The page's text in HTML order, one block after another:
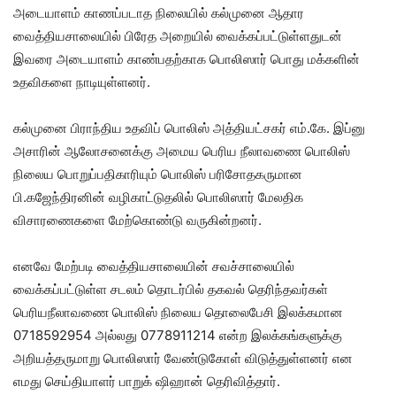
அடையாளம் காணப்படாத நிலையில் கல்முனை ஆதார
வைத்தியசாலையில் பிரேத அறையில் வைக்கப்பட்டுள்ளதுடன்
இவரை அடையாளம் காண்பதற்காக பொலிஸார் பொது மக்களின்
உதவிகளை நாடியுள்ளனர்.
கல்முனை பிராந்திய உதவிப் பொலிஸ் அத்தியட்சகர் எம்.கே. இப்னு
அசாரின் ஆலோசனைக்கு அமைய பெரிய நீலாவணை பொலிஸ்
நிலைய பொறுப்பதிகாரியும் பொலிஸ் பரிசோதகருமான
பி.கஜேந்திரனின் வழிகாட்டுதலில் பொலிஸார் மேலதிக
விசாரணைகளை மேற்கொண்டு வருகின்றனர்.
எனவே மேற்படி வைத்தியசாலையின் சவச்சாலையில்
வைக்கப்பட்டுள்ள சடலம் தொடர்பில் தகவல் தெரிந்தவர்கள்
பெரியநீலாவணை பொலிஸ் நிலைய தொலைபேசி இலக்கமான
0718592954 அல்லது 0778911214 என்ற இலக்கங்களுக்கு
அறியத்தருமாறு பொலிஸார் வேண்டுகோள் விடுத்துள்ளனர் என
எமது செய்தியாளர் பாறுக் ஷிஹான் தெரிவித்தார்.